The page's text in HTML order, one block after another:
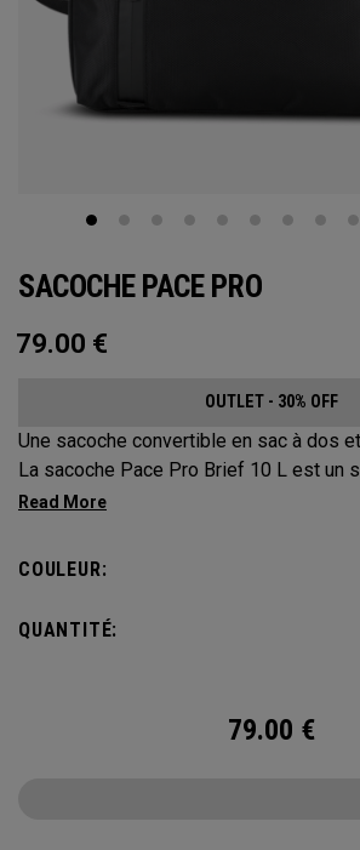
SACOCHE PACE PRO
79.00 €
OUTLET - 30% OFF
Une sacoche convertible en sac à dos
La sacoche Pace Pro Brief 10 L est un
facilement convertible en trois options
organisation optimale pour tous vos
renforcée pour votre ordinateur portable
elle répond aux besoins du
COULEUR:
QUANTITÉ:
79.00 €